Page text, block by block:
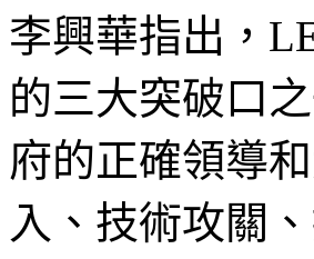
李興華指出，
的三大突破口
府的正確領導
入、技術攻關